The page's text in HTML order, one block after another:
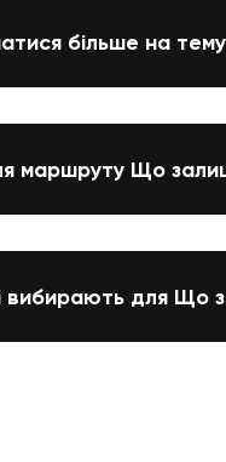
більше на
маршруту Що
вибирають для Що